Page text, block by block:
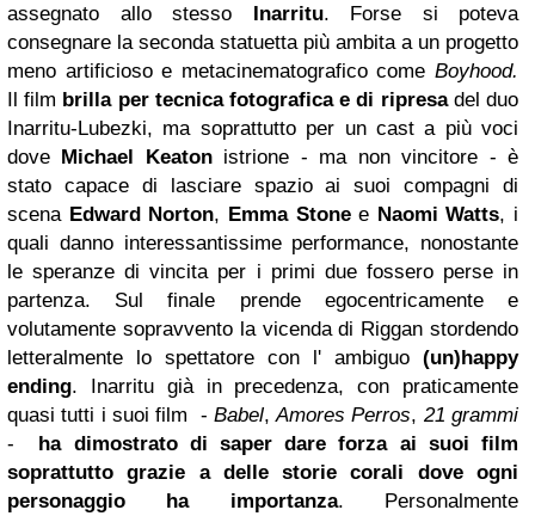
assegnato allo stesso Inarritu. Forse si poteva
consegnare la seconda statuetta più ambita a un progetto
meno artificioso e metacinematografico come Boyhood.
Il film brilla per tecnica fotografica e di ripresadel duo
Inarritu-Lubezki, ma soprattutto per un cast a più voci
dove Michael Keaton istrione - ma non vincitore - è
stato capace di lasciare spazio ai suoi compagni di
scena Edward Norton, Emma Stonee Naomi Watts, i
quali danno interessantissime performance, nonostante
le speranze di vincita per i primi due fossero perse in
partenza. Sul finale prende egocentricamente e
volutamente sopravvento la vicenda di Riggan stordendo
letteralmente lo spettatore con l' ambiguo (un)happy
ending. Inarritu già in precedenza, con praticamente
quasi tutti i suoi film - Babel,Amores Perros, 21 grammi
- ha dimostrato di saper dare forza ai suoi film
soprattutto grazie a delle storie corali dove ogni
personaggio ha importanza. Personalmente